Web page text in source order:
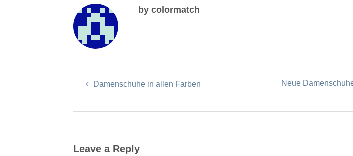
by colormatch
Damenschuhe in allen Farben Neue
Leave a Reply